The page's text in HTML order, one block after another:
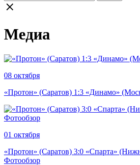
Медиа
08 октября
«Протон» (Саратов) 1:3 «Динамо»
01 октября
«Протон» (Саратов) 3:0 «Спарта»
Фотообзор